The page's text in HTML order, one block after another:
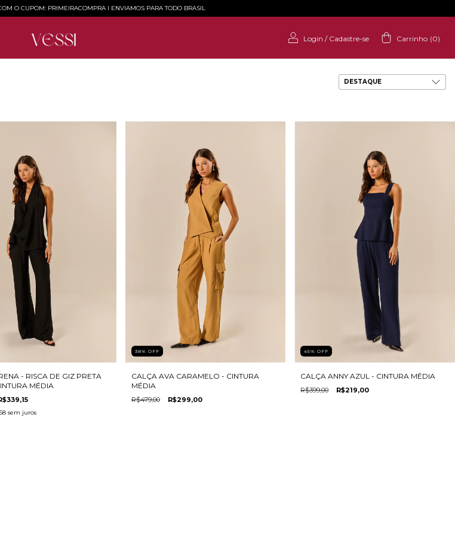
O CUPOM: PRIMEIRACOMPRA l ENVIAMOS PARA TODO BRASIL
Login / Cadastre-se Carrinho (0)
- RISCA DE GIZ PRETA
MÉDIA
sem juros
38% OFF
CALÇA AVA CARAMELO - CINTURA
MÉDIA
R$479,00 R$299,00
45%OFF
CALÇA ANNY AZUL - CINTURA MÉDIA
R$399,00 R$219,00